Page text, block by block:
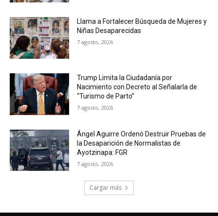
Llama a Fortalecer Búsqueda de Mujeres y
Niñas Desaparecidas
7 agosto, 2026
Trump Limita la Ciudadanía por
Nacimiento con Decreto al Señalarla de
“Turismo de Parto”
7 agosto, 2026
Ángel Aguirre Ordenó Destruir Pruebas de
la Desaparición de Normalistas de
Ayotzinapa: FGR
7 agosto, 2026
Cargar más